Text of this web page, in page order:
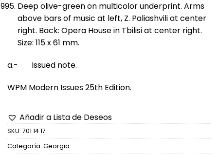
Deep olive-green on multicolor underprint. Arms
above bars of music at left, Z. Paliashvili at center
right. Back: Opera House in Tbilisi at center right.
Size: 115 x 61 mm.
a.- Issued note.
WPM Modern Issues 25th Edition.
Añadir a Lista de Deseos
SKU: 701 14 17
Categoría: Georgia